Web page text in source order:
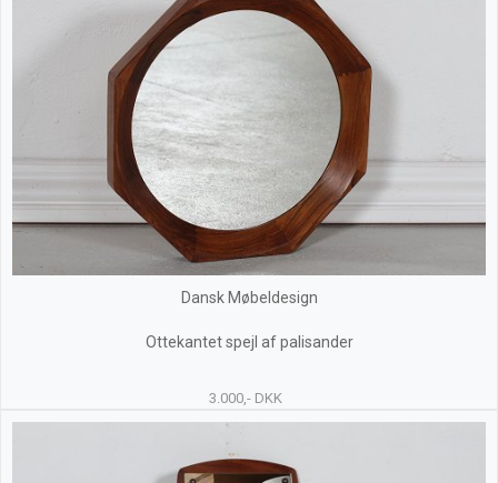
Dansk Møbeldesign
Ottekantet spejl af palisander
3.000,- DKK